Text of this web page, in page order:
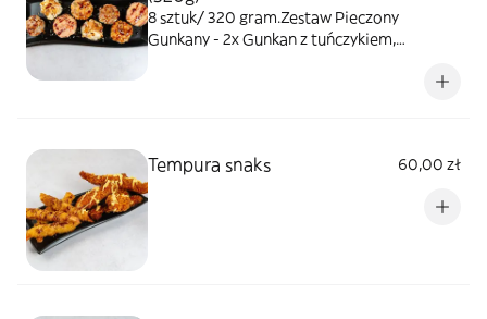
8 sztuk/ 320 gram.Zestaw Pieczony
Gunkany - 2x Gunkan z tuńczykiem,
Tempura snaks 60,00 zł